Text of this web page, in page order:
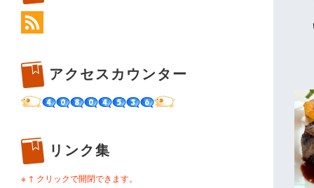
アクセスカウンター
リンク集
※ ↑ クリックで開閉できます。